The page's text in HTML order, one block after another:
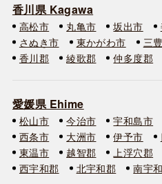
香川県 Kagawa
高松市 丸亀市 坂出市
さぬき市
東かがわ市 三
香川郡
綾歌郡 仲多度郡
愛媛県 Ehime
松山市 今治市 宇和島市
西条市
大洲市 伊予市
東温市
越智郡 上浮穴郡
西宇和郡
北宇和郡 南宇